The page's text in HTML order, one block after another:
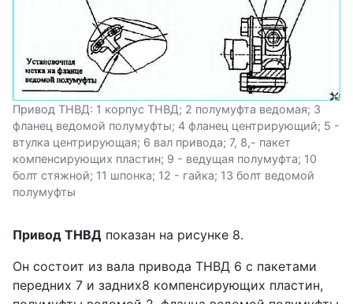
Привод ТНВД: 1 корпус ТНВД; 2 полумуфта ведомая; 3
фланец ведомой полумуфты; 4 фланец центрирующий; 5 -
втулка центрирующая; 6 вал привода; 7, 8,- пакет
компенсирующих пластин; 9 - ведущая полумуфта; 10
болт стяжной; 11 шпонка; 12 - гайка; 13 болт ведомой
полумуфты
Привод ТНВД показан на рисунке 8.
Он состоит из вала привода ТНВД 6 с пакетами
передних 7 и задних8 компенсирующих пластин,